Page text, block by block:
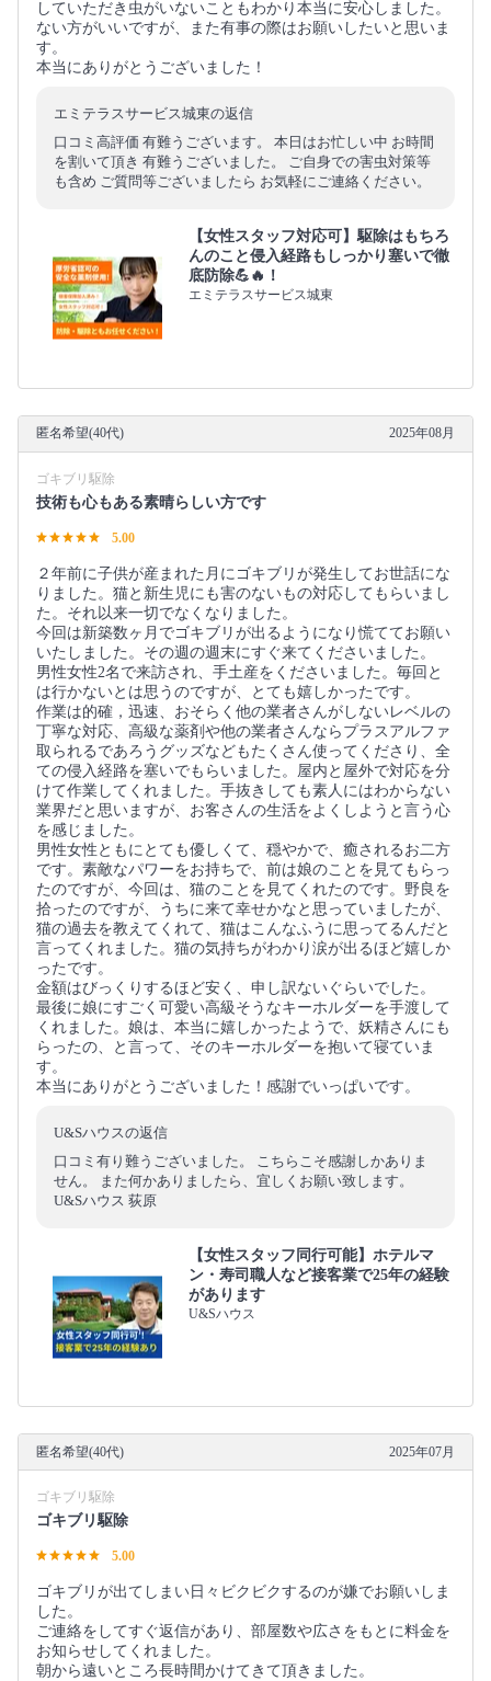
していただき虫がいないこともわかり本当に安心しました。
ない方がいいですが、また有事の際はお願いしたいと思いま
す。
本当にありがとうございました！
エミテラスサービス城東の返信
口コミ高評価 有難うございます。 本日はお忙しい中 お時間
を割いて頂き 有難うございました。 ご自身での害虫対策等
も含め ご質問等ございましたら お気軽にご連絡ください。
【女性スタッフ対応可】駆除はもちろ
んのこと侵入経路もしっかり塞いで徹
底防除💪🔥！
エミテラスサービス城東
匿名希望(40代) 2025年08月
ゴキブリ駆除
技術も心もある素晴らしい方です
5.00
２年前に子供が産まれた月にゴキブリが発生してお世話にな
りました。猫と新生児にも害のないもの対応してもらいまし
た。それ以来一切でなくなりました。
今回は新築数ヶ月でゴキブリが出るようになり慌ててお願い
いたしました。その週の週末にすぐ来てくださいました。
男性女性2名で来訪され、手土産をくださいました。毎回と
は行かないとは思うのですが、とても嬉しかったです。
作業は的確，迅速、おそらく他の業者さんがしないレベルの
丁寧な対応、高級な薬剤や他の業者さんならプラスアルファ
取られるであろうグッズなどもたくさん使ってくださり、全
ての侵入経路を塞いでもらいました。屋内と屋外で対応を分
けて作業してくれました。手抜きしても素人にはわからない
業界だと思いますが、お客さんの生活をよくしようと言う心
を感じました。
男性女性ともにとても優しくて、穏やかで、癒されるお二方
です。素敵なパワーをお持ちで、前は娘のことを見てもらっ
たのですが、今回は、猫のことを見てくれたのです。野良を
拾ったのですが、うちに来て幸せかなと思っていましたが、
猫の過去を教えてくれて、猫はこんなふうに思ってるんだと
言ってくれました。猫の気持ちがわかり涙が出るほど嬉しか
ったです。
金額はびっくりするほど安く、申し訳ないぐらいでした。
最後に娘にすごく可愛い高級そうなキーホルダーを手渡して
くれました。娘は、本当に嬉しかったようで、妖精さんにも
らったの、と言って、そのキーホルダーを抱いて寝ていま
す。
本当にありがとうございました！感謝でいっぱいです。
U&Sハウスの返信
口コミ有り難うございました。 こちらこそ感謝しかありま
せん。 また何かありましたら、宜しくお願い致します。
U&Sハウス 荻原
【女性スタッフ同行可能】ホテルマ
ン・寿司職人など接客業で25年の経験
があります
U&Sハウス
匿名希望(40代) 2025年07月
ゴキブリ駆除
ゴキブリ駆除
5.00
ゴキブリが出てしまい日々ビクビクするのが嫌でお願いしま
した。
ご連絡をしてすぐ返信があり、部屋数や広さをもとに料金を
お知らせしてくれました。
朝から遠いところ長時間かけてきて頂きました。